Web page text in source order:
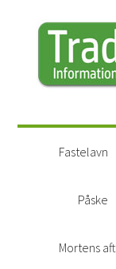
Fastelavn
Påske
Mortens